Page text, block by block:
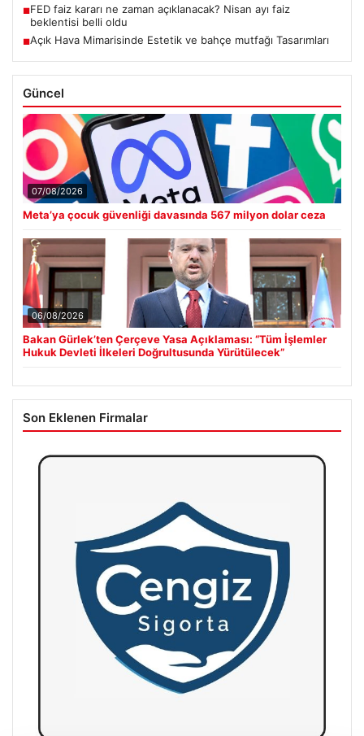
■FED faiz kararı ne zaman açıklanacak? Nisan ayı faiz
beklentisi belli oldu
■Açık Hava Mimarisinde Estetik ve bahçe mutfağı Tasarımları
Güncel
07/08/2026
Meta’ya çocuk güvenliği davasında 567 milyon dolar ceza
06/08/2026
Bakan Gürlek’ten Çerçeve Yasa Açıklaması: “Tüm İşlemler
Hukuk Devleti İlkeleri Doğrultusunda Yürütülecek”
Son Eklenen Firmalar